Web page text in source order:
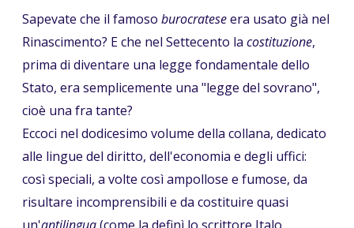
Sapevate che il famoso burocrateseera usato già nel
Rinascimento? E che nel Settecento la costituzione,
prima di diventare una legge fondamentale dello
Stato, era semplicemente una "legge del sovrano",
cioè una fra tante?
Eccoci nel dodicesimo volume della collana, dedicato
alle lingue del diritto, dell'economia e degli uffici:
così speciali, a volte così ampollose e fumose, da
risultare incomprensibili e da costituire quasi